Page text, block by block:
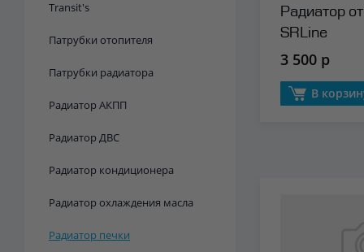
Transit's
Патрубки отопителя
Патрубки радиатора
Радиатор АКПП
Радиатор ДВС
Радиатор кондиционера
Радиатор охлаждения масла
Радиатор печки
Радиатор
SRLine
3 500 р
В